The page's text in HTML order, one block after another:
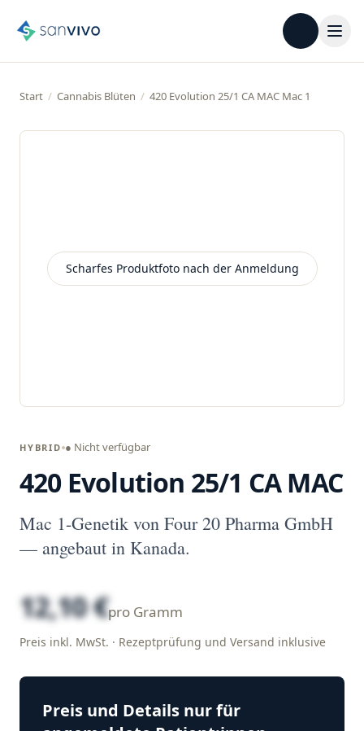
Start / Cannabis Blüten / 420 Evolution 25/1 CA MAC Mac 1
Scharfes Produktfoto nach der Anmeldung
HYBRID ● Nicht verfügbar
420 Evolution 25/1 CA MAC
Mac 1-Genetik von Four 20 Pharma GmbH
— angebaut in Kanada.
12,10 €pro Gramm
Preis inkl. MwSt. · Rezeptprüfung und Versand inklusive
Preis und Details nur für